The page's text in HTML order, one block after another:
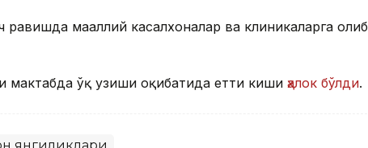
маҳаллий касалхоналар ва клиникаларга олиб
мактабда ўқ узиши оқибатида етти киши ҳалок бўлди.
янгиликлари